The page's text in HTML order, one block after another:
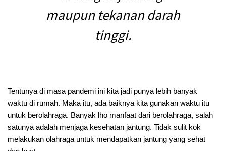
maupun tekanan darah
tinggi.
Tentunya di masa pandemi ini kita jadi punya lebih banyak
waktu di rumah. Maka itu, ada baiknya kita gunakan waktu itu
untuk berolahraga. Banyak lho manfaat dari berolahraga, salah
satunya adalah menjaga kesehatan jantung. Tidak sulit kok
melakukan olahraga untuk mendapatkan jantung yang sehat